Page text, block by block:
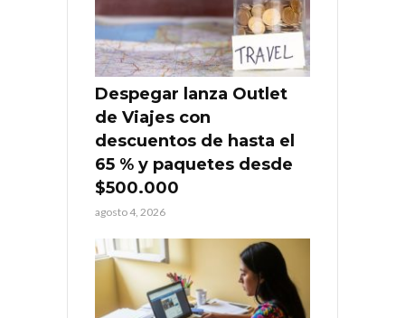
Despegar lanza Outlet
de Viajes con
descuentos de hasta el
65 % y paquetes desde
$500.000
agosto 4, 2026